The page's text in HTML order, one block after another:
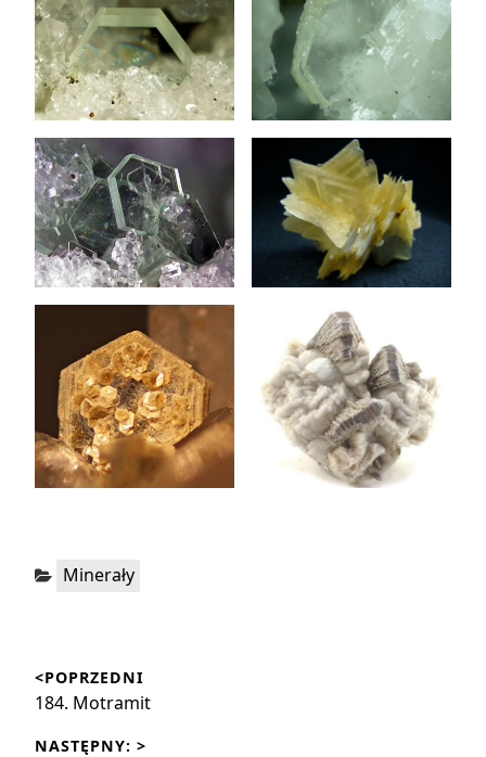
Kategorie:
Minerały
wpisu
<POPRZEDNI
Poprzedni
184. Motramit
NASTĘPNY: >